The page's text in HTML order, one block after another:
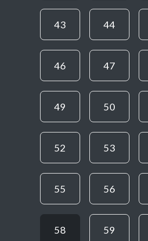
43 44
46 47
49 50
52 53
55 56
58 59